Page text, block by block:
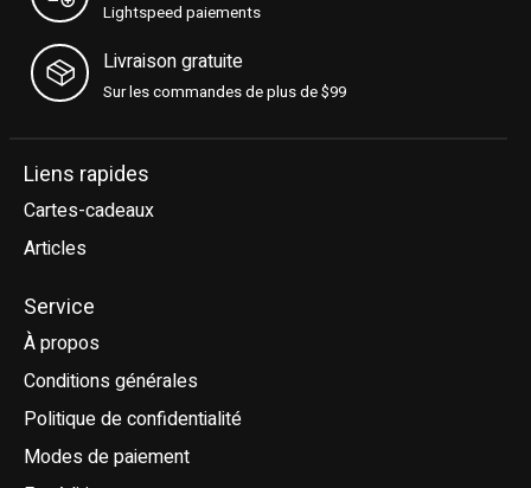
Lightspeed paiements
Livraison gratuite
Sur les commandes de plus de $99
Liens rapides
Cartes-cadeaux
Articles
Service
À propos
Conditions générales
Politique de confidentialité
Modes de paiement